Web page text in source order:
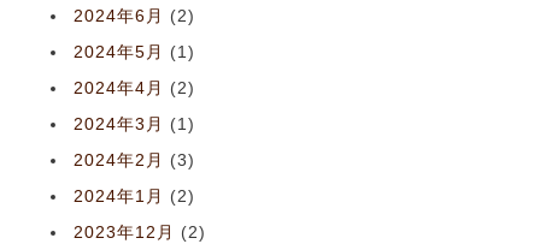
2024年6月
(2)
2024年5月
(1)
2024年4月
(2)
2024年3月
(1)
2024年2月
(3)
2024年1月
(2)
2023年12月
(2)